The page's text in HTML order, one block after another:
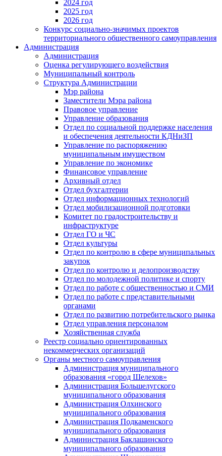
2024 год
2025 год
2026 год
Конкурс социально-значимых проектов
территориального общественного самоуправления
Администрация
Администрация
Оценка регулирующего воздействия
Муниципальный контроль
Структура Администрации
Мэр района
Заместители Мэра района
Правовое управление
Управление образования
Отдел по социальной поддержке населения
и обеспечения деятельности КДНиЗП
Управление по распоряжению
муниципальным имуществом
Управление по экономике
Финансовое управление
Архивный отдел
Отдел бухгалтерии
Отдел информационных технологий
Отдел мобилизационной подготовки
Комитет по градостроительству и
инфраструктуре
Отдел ГО и ЧС
Отдел культуры
Отдел по контролю в сфере муниципальных
закупок
Отдел по контролю и делопроизводству
Отдел по молодежной политике и спорту
Отдел по работе с общественностью и СМИ
Отдел по работе с представительными
органами
Отдел по развитию потребительского рынка
Отдел управления персоналом
Хозяйственная служба
Реестр социально ориентированных
некоммерческих организаций
Органы местного самоуправления
Администрация муниципального
образования «город Шелехов»
Администрация Большелугского
муниципального образования
Администрация Олхинского
муниципального образования
Администрация Подкаменского
муниципального образования
Администрация Баклашинского
муниципального образования